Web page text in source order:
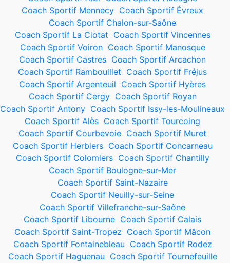
Coach Sportif Mennecy Coach Sportif Évreux
Coach Sportif Chalon-sur-Saône
Coach Sportif La Ciotat Coach Sportif Vincennes
Coach Sportif Voiron Coach Sportif Manosque
Coach Sportif Castres Coach Sportif Arcachon
Coach Sportif Rambouillet Coach Sportif Fréjus
Coach Sportif Argenteuil Coach Sportif Hyères
Coach Sportif Cergy Coach Sportif Royan
Coach Sportif Antony Coach Sportif Issy-les-Moulineaux
Coach Sportif Alès Coach Sportif Tourcoing
Coach Sportif Courbevoie Coach Sportif Muret
Coach Sportif Herbiers Coach Sportif Concarneau
Coach Sportif Colomiers Coach Sportif Chantilly
Coach Sportif Boulogne-sur-Mer
Coach Sportif Saint-Nazaire
Coach Sportif Neuilly-sur-Seine
Coach Sportif Villefranche-sur-Saône
Coach Sportif Libourne Coach Sportif Calais
Coach Sportif Saint-Tropez Coach Sportif Mâcon
Coach Sportif Fontainebleau Coach Sportif Rodez
Coach Sportif Haguenau Coach Sportif Tournefeuille